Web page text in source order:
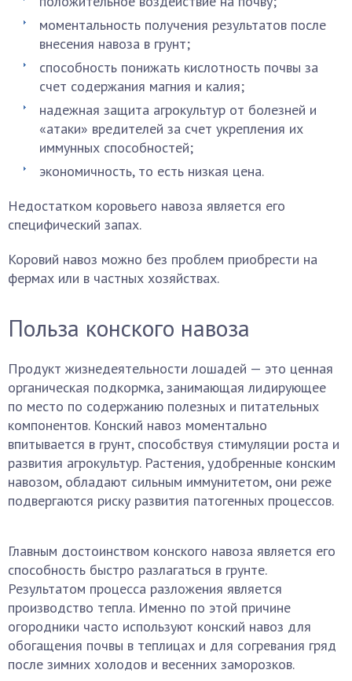
моментальность получения результатов после
внесения навоза в грунт;
способность понижать кислотность почвы за
счет содержания магния и калия;
надежная защита агрокультур от болезней и
«атаки» вредителей за счет укрепления их
иммунных способностей;
экономичность, то есть низкая цена.
Недостатком коровьего навоза является его
специфический запах.
Коровий навоз можно без проблем приобрести на
фермах или в частных хозяйствах.
Польза конского навоза
Продукт жизнедеятельности лошадей — это ценная
органическая подкормка, занимающая лидирующее
по место по содержанию полезных и питательных
компонентов. Конский навоз моментально
впитывается в грунт, способствуя стимуляции роста и
развития агрокультур. Растения, удобренные конским
навозом, обладают сильным иммунитетом, они реже
подвергаются риску развития патогенных процессов.
Главным достоинством конского навоза является его
способность быстро разлагаться в грунте.
Результатом процесса разложения является
производство тепла. Именно по этой причине
огородники часто используют конский навоз для
обогащения почвы в теплицах и для согревания гряд
после зимних холодов и весенних заморозков.